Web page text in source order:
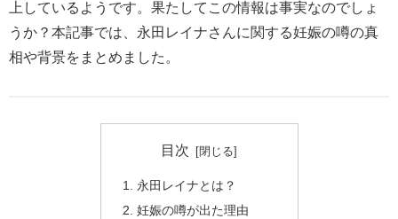
上しているようです。果たしてこの情報は事実なのでしょ
うか？本記事では、永田レイナさんに関する妊娠の噂の真
相や背景をまとめました。
目次
永田レイナとは？
妊娠の噂が出た理由